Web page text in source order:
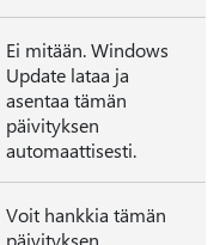
Ei mitään. Windows
Update lataa ja
asentaa tämän
päivityksen
automaattisesti.
Voit hankkia tämän
päivityksen